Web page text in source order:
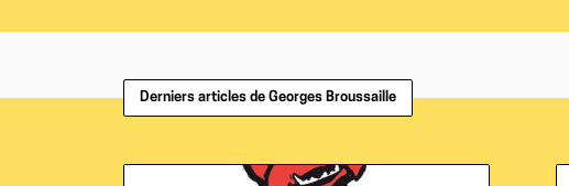
Derniers articles de Georges Broussaille